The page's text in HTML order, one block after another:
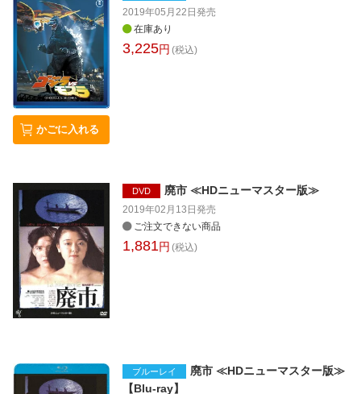
かごに入れる
2019年05月22日発売
在庫あり
3,225円 (税込)
DVD 廃市 ≪HDニューマスター版≫
2019年02月13日発売
ご注文できない商品
1,881円 (税込)
ブルーレイ
廃市 ≪HDニューマスター版≫
【Blu-ray】